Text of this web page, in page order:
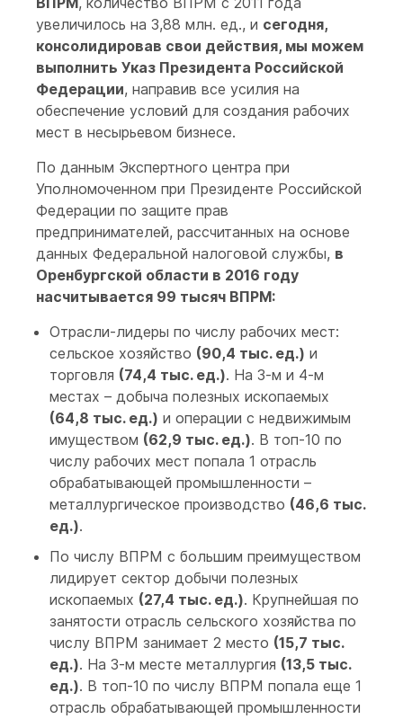
увеличилось на 3,88 млн. ед., и сегодня,
консолидировав свои действия, мы можем
выполнить Указ Президента Российской
Федерации, направив все усилия на
обеспечение условий для создания рабочих
мест в несырьевом бизнесе.
По данным Экспертного центра при
Уполномоченном при Президенте Российской
Федерации по защите прав
предпринимателей, рассчитанных на основе
данных Федеральной налоговой службы, в
Оренбургской области в 2016 году
насчитывается 99 тысяч ВПРМ:
Отрасли-лидеры по числу рабочих мест:
сельское хозяйство (90,4 тыс. ед.) и
торговля (74,4 тыс. ед.). На 3-м и 4-м
местах – добыча полезных ископаемых
(64,8 тыс. ед.) и операции с недвижимым
имуществом (62,9 тыс. ед.). В топ-10 по
числу рабочих мест попала 1 отрасль
обрабатывающей промышленности –
металлургическое производство (46,6 тыс.
ед.).
По числу ВПРМ с большим преимуществом
лидирует сектор добычи полезных
ископаемых (27,4 тыс. ед.). Крупнейшая по
занятости отрасль сельского хозяйства по
числу ВПРМ занимает 2 место (15,7 тыс.
ед.). На 3-м месте металлургия (13,5 тыс.
ед.). В топ-10 по числу ВПРМ попала еще 1
отрасль обрабатывающей промышленности